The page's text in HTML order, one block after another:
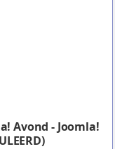
Avond - Joomla!